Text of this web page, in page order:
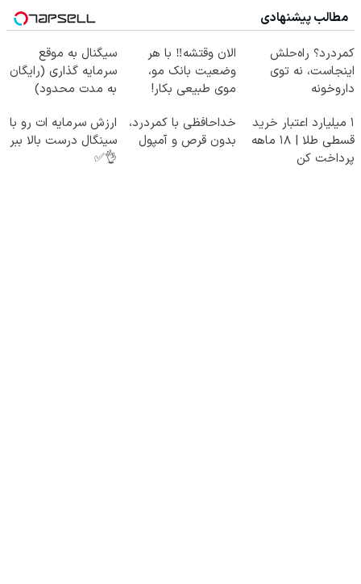
مطالب پیشنهادی
کمردرد؟ راه‌حلش
اینجاست، نه توی
داروخونه
الان وقتشه‼️ با هر
وضعیت بانک مو،
موی طبیعی بکار!
سیگنال به موقع
سرمایه گذاری (رایگان
به مدت محدود)
۱ میلیارد اعتبار خرید
قسطی طلا | ۱۸ ماهه
پرداخت کن
خداحافظی با کمردرد،
بدون قرص و آمپول
ارزش سرمایه ات رو با
سینگال درست بالا ببر
👌✅